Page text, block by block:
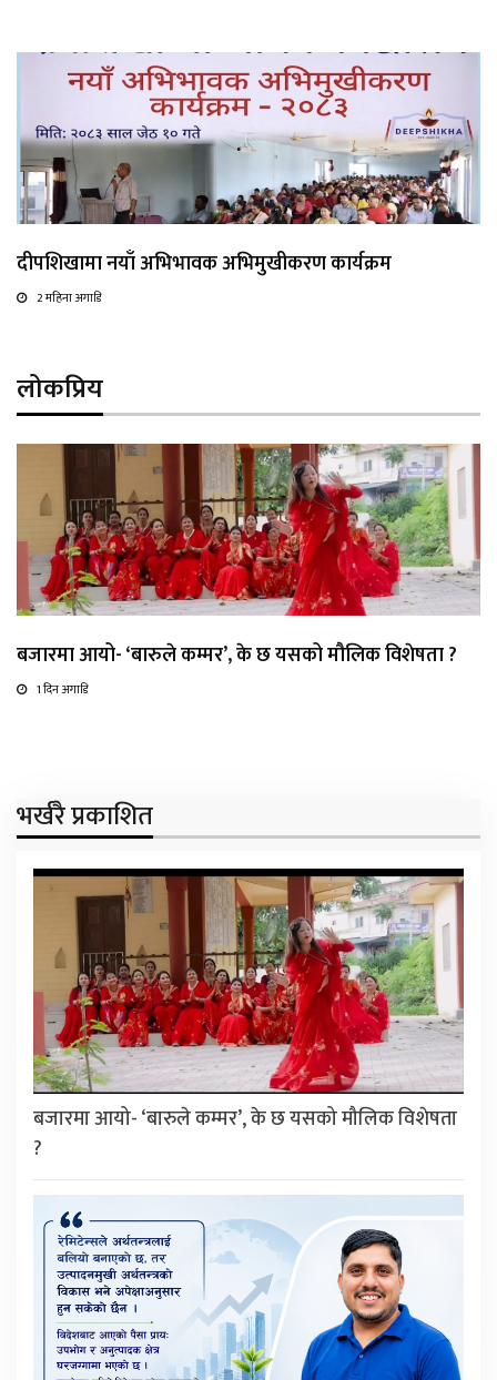
दीपशिखामा नयाँ अभिभावक अभिमुखीकरण कार्यक्रम
2 महिना अगाडि
लोकप्रिय
बजारमा आयो- ‘बारुले कम्मर’, के छ यसको मौलिक विशेषता ?
1 दिन अगाडि
भर्खरै प्रकाशित
बजारमा आयो- ‘बारुले कम्मर’, के छ यसको मौलिक विशेषता
?